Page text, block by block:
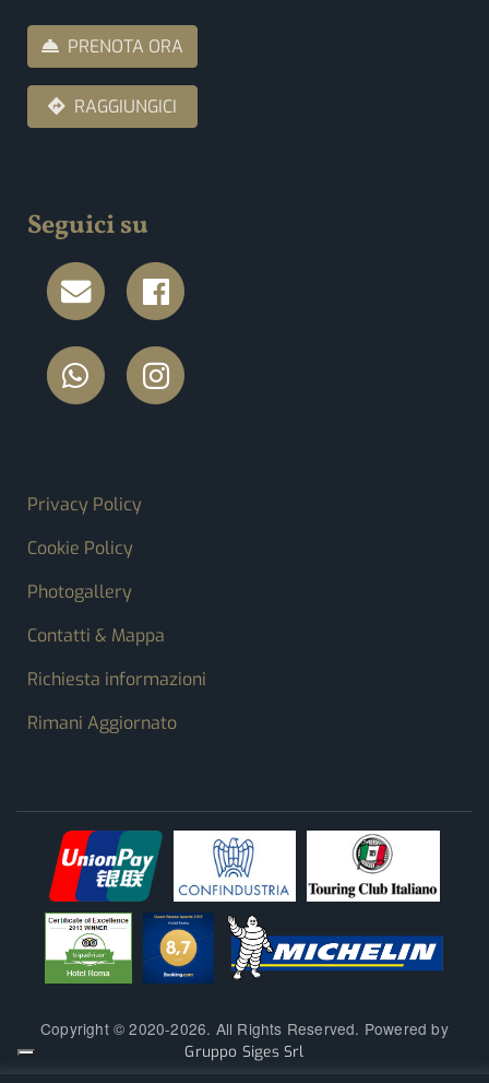
PRENOTA ORA
RAGGIUNGICI
Seguici su
FOOTER MENU
Privacy Policy
Cookie Policy
Photogallery
Contatti & Mappa
Richiesta informazioni
Rimani Aggiornato
Copyright © 2020-2026. All Rights Reserved. Powered by
Gruppo Siges Srl